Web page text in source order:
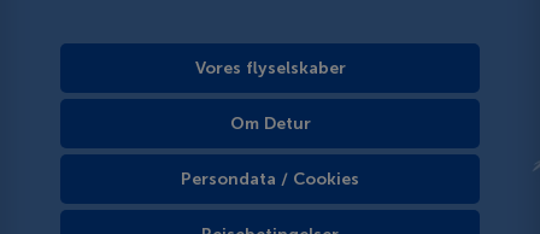
Vores flyselskaber
Om Detur
Persondata / Cookies